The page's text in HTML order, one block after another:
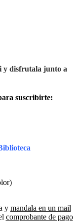
y disfrutala junto a
suscribirte:
y mandala en un mail
comprobante de pago